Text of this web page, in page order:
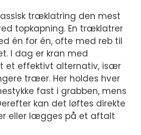
træklatring den mest
topkapning. En træklatrer
én for én, ofte med reb til
I dag er kran med
et effektivt alternativ, især
træer. Her holdes hver
fast i grabben, mens
kan det løftes direkte
eller lægges på et aftalt